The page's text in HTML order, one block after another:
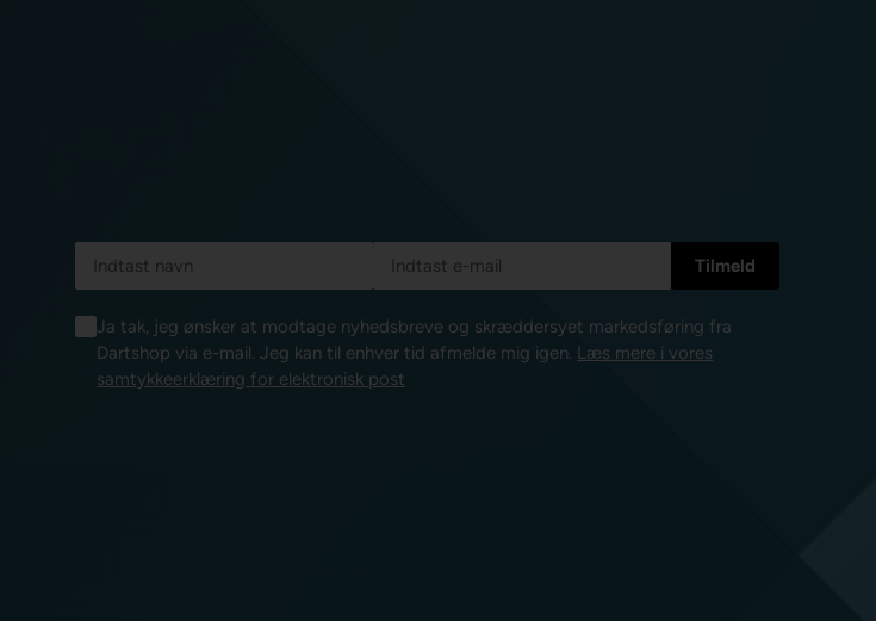
Ja tak, jeg ønsker at modtage nyhedsbreve og skræddersyet markedsføring fra
Dartshop via e-mail. Jeg kan til enhver tid afmelde mig igen. Læs mere i vores
samtykkeerklæring for elektronisk post